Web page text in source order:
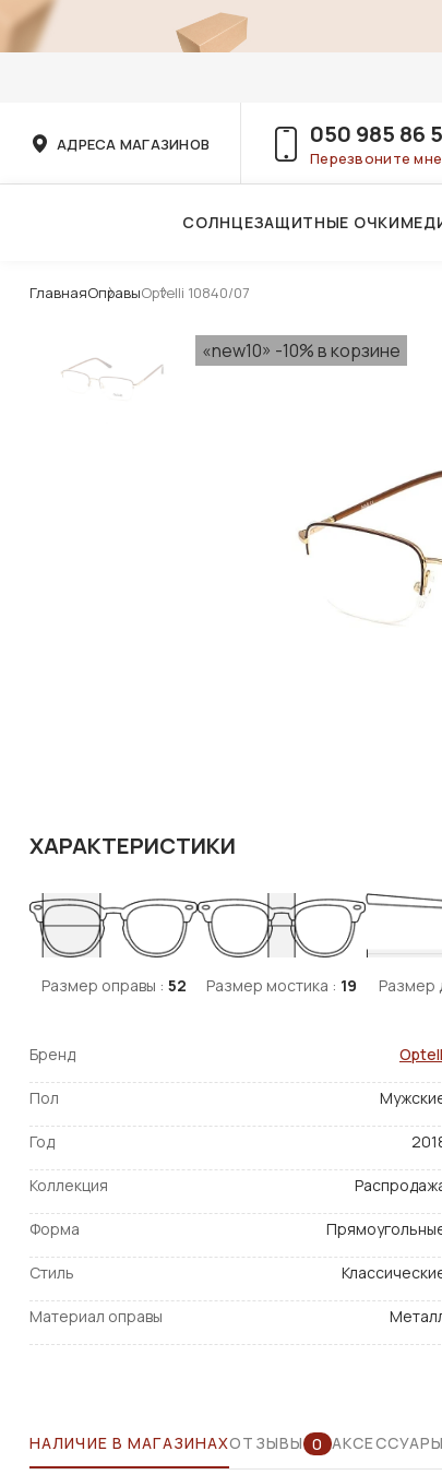
АДРЕСА МАГАЗИНОВ 050 985 86
Перезвоните мне
СОЛНЦЕЗАЩИТНЫЕ ОЧКИ
ГлавнаяОправыOptelli 10840/07
«new10» -10% в корзине
ХАРАКТЕРИСТИКИ
Размер оправы : 52 Размер мостика : 19 Размер
Бренд
Пол
Год
Коллекция
Форма
Стиль
Материал оправы
НАЛИЧИЕ В МАГАЗИНАХОТЗЫВЫ 0